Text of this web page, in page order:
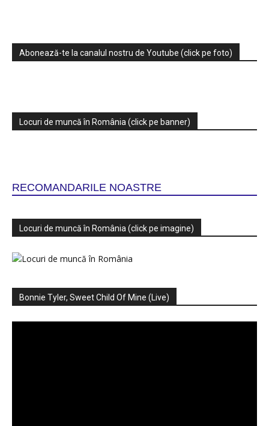
Abonează-te la canalul nostru de Youtube (click pe foto)
Locuri de muncă în România (click pe banner)
RECOMANDARILE NOASTRE
Locuri de muncă în România (click pe imagine)
Bonnie Tyler, Sweet Child Of Mine (Live)